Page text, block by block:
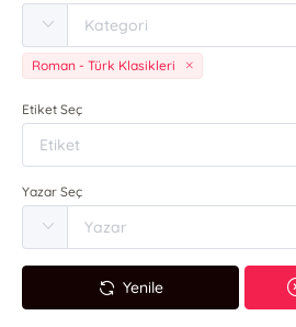
Roman - Türk Klasikleri
Etiket Seç
Yazar Seç
Yenile